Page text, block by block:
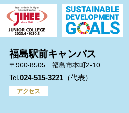
福島駅前キャンパス
〒960-8505 福島市本町2-10
024-515-3221
アクセス